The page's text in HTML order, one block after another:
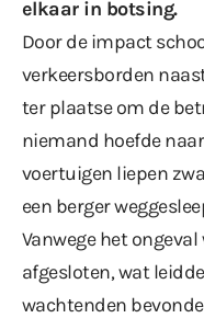
elkaar in botsing.
Door de impact
verkeersborden
ter plaatse om de
niemand hoefde
voertuigen liepen
een berger
Vanwege het
afgesloten, wat
wachtenden